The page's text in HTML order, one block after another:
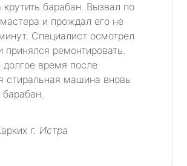
крутить барабан. Вызвал по
и прождал его не
Специалист осмотрел
принялся ремонтировать.
долгое время после
стиральная машина вновь
барабан.
г. Истра